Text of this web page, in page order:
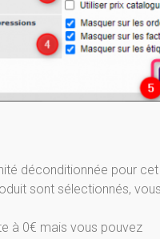
déconditionnée pour
sont sélectionnés,
à 0€ mais vous pouvez